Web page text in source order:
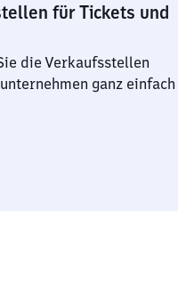
für Tickets und
die Verkaufsstellen
ganz einfach